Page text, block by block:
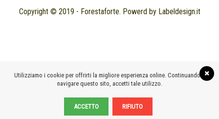
Copyright © 2019 - Forestaforte. Powerd by Labeldesign.it
Utilizziamo i cookie per offrirti la migliore esperienza online. Continuando a
navigare questo sito, accetti tale utilizzo.
ACCETTO RIFIUTO